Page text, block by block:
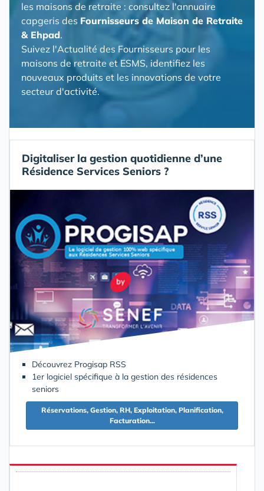
les maisons de retraite : consultez l'annuaire
capgeris des Fournisseurs de Maison de Retraite
& Ehpad.
Suivez l'Actualité des Fournisseurs pour les
maisons de retraite et ESMS, identifiez les
nouveaux produits et les innovations de votre
secteur d'activité.
Digitaliser la gestion quotidienne d’une
Résidence Services Seniors ?
Découvrez Progisap RSS
1er logiciel spécifique à la gestion des résidences
seniors
Réservations, Gestion, RH, Exploitation, Planification,
Facturation...